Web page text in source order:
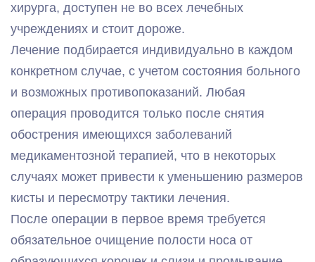
хирурга, доступен не во всех лечебных
учреждениях и стоит дороже.
Лечение подбирается индивидуально в каждом
конкретном случае, с учетом состояния больного
и возможных противопоказаний. Любая
операция проводится только после снятия
обострения имеющихся заболеваний
медикаментозной терапией, что в некоторых
случаях может привести к уменьшению размеров
кисты и пересмотру тактики лечения.
После операции в первое время требуется
обязательное очищение полости носа от